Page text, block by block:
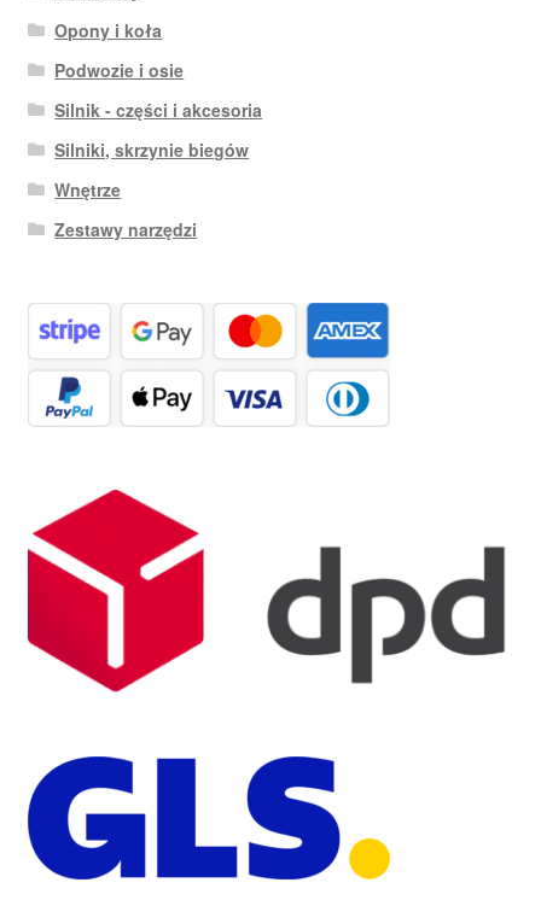
Opony i koła
Podwozie i osie
Silnik - części i akcesoria
Silniki, skrzynie biegów
Wnętrze
Zestawy narzędzi